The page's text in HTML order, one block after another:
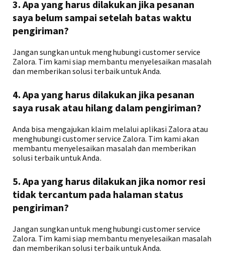
3. Apa yang harus dilakukan jika pesanan
saya belum sampai setelah batas waktu
pengiriman?
Jangan sungkan untuk menghubungi customer service
Zalora. Tim kami siap membantu menyelesaikan masalah
dan memberikan solusi terbaik untuk Anda.
4. Apa yang harus dilakukan jika pesanan
saya rusak atau hilang dalam pengiriman?
Anda bisa mengajukan klaim melalui aplikasi Zalora atau
menghubungi customer service Zalora. Tim kami akan
membantu menyelesaikan masalah dan memberikan
solusi terbaik untuk Anda.
5. Apa yang harus dilakukan jika nomor resi
tidak tercantum pada halaman status
pengiriman?
Jangan sungkan untuk menghubungi customer service
Zalora. Tim kami siap membantu menyelesaikan masalah
dan memberikan solusi terbaik untuk Anda.